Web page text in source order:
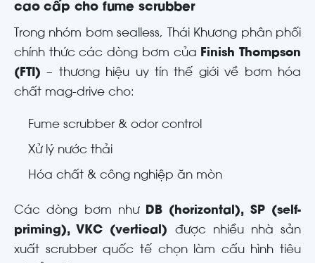
cao cấp cho fume scrubber
Trong nhóm bơm sealless, Thái Khương phân phối
chính thức các dòng bơm của
Finish Thompson
(FTI) – thương hiệu uy tín thế giới về bơm hóa
chất mag-drive cho:
Fume scrubber & odor control
Xử lý nước thải
Hóa chất & công nghiệp ăn mòn
Các dòng bơm như
DB (horizontal), SP (self-
priming), VKC (vertical) được nhiều nhà sản
xuất scrubber quốc tế chọn làm cấu hình tiêu